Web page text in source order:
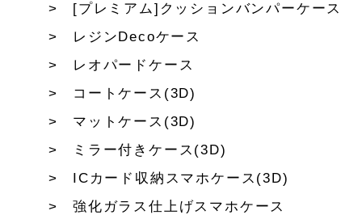
[プレミアム]クッションバンパーケース
レジンDecoケース
レオパードケース
コートケース(3D)
マットケース(3D)
ミラー付きケース(3D)
ICカード収納スマホケース(3D)
強化ガラス仕上げスマホケース